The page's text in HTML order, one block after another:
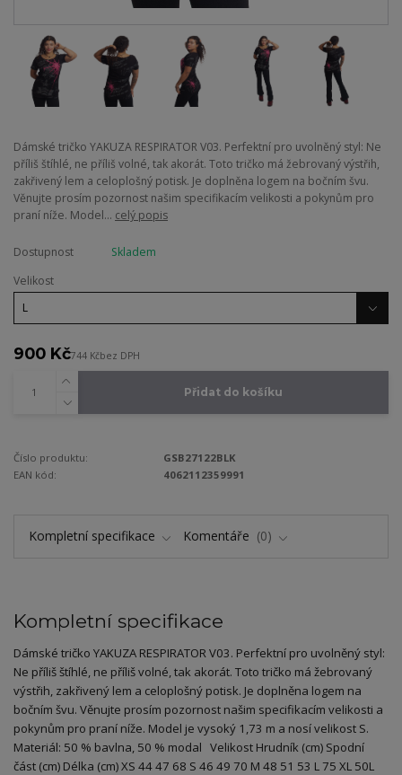
Dámské tričko YAKUZA RESPIRATOR V03. Perfektní pro uvolněný styl: Ne
příliš štíhlé, ne příliš volné, tak akorát. Toto tričko má žebrovaný výstřih,
zakřivený lem a celoplošný potisk. Je doplněna logem na bočním švu.
Věnujte prosím pozornost našim specifikacím velikosti a pokynům pro
praní níže. Model... celý popis
Dostupnost
Skladem
Velikost
900 Kč744 Kčbez DPH
Přidat do košíku
Číslo produktu:
GSB27122BLK
EAN kód:
4062112359991
Kompletní specifikace Komentáře 0
Kompletní specifikace
Dámské tričko YAKUZA RESPIRATOR V03. Perfektní pro uvolněný styl:
Ne příliš štíhlé, ne příliš volné, tak akorát. Toto tričko má žebrovaný
výstřih, zakřivený lem a celoplošný potisk. Je doplněna logem na
bočním švu. Věnujte prosím pozornost našim specifikacím velikosti a
pokynům pro praní níže. Model je vysoký 1,73 m a nosí velikost S.
Materiál: 50 % bavlna, 50 % modal Velikost Hrudník (cm) Spodní
část (cm) Délka (cm) XS 44 47 68 S 46 49 70 M 48 51 53 L 75 XL 50L